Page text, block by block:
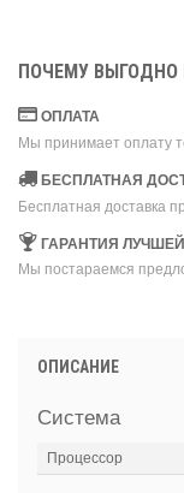
ПОЧЕМУ ВЫГОДНО
ОПЛАТА
Мы принимает оплату
БЕСПЛАТНАЯ
Бесплатная доставка
ГАРАНТИЯ
Мы постараемся
ОПИСАНИЕ
Система
Процессор